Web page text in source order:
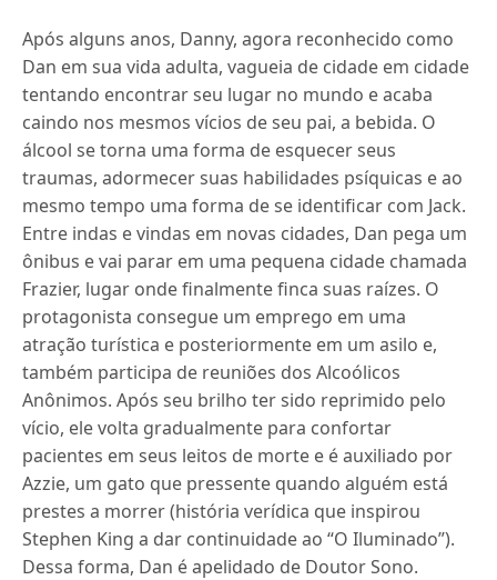
Após alguns anos, Danny, agora reconhecido como
Dan em sua vida adulta, vagueia de cidade em cidade
tentando encontrar seu lugar no mundo e acaba
caindo nos mesmos vícios de seu pai, a bebida. O
álcool se torna uma forma de esquecer seus
traumas, adormecer suas habilidades psíquicas e ao
mesmo tempo uma forma de se identificar com Jack.
Entre indas e vindas em novas cidades, Dan pega um
ônibus e vai parar em uma pequena cidade chamada
Frazier, lugar onde finalmente finca suas raízes. O
protagonista consegue um emprego em uma
atração turística e posteriormente em um asilo e,
também participa de reuniões dos Alcoólicos
Anônimos. Após seu brilho ter sido reprimido pelo
vício, ele volta gradualmente para confortar
pacientes em seus leitos de morte e é auxiliado por
Azzie, um gato que pressente quando alguém está
prestes a morrer (história verídica que inspirou
Stephen King a dar continuidade ao “O Iluminado”).
Dessa forma, Dan é apelidado de Doutor Sono.